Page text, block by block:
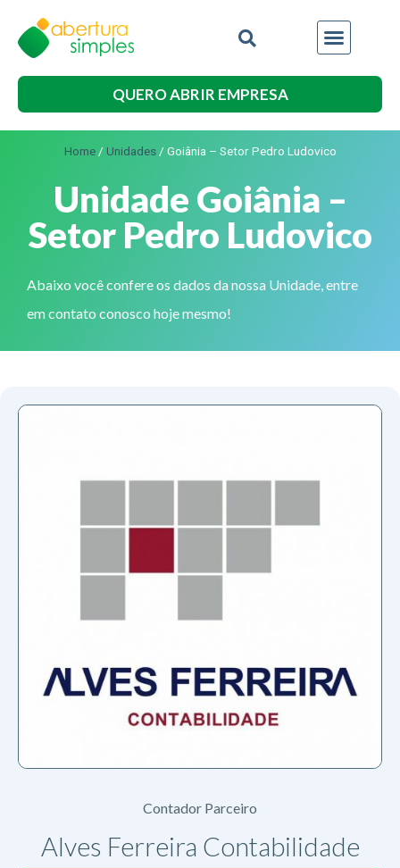
QUERO ABRIR EMPRESA
Home/ Unidades/ Goiânia – Setor Pedro Ludovico
Unidade Goiânia –
Setor Pedro Ludovico
Abaixo você confere os dados da nossa Unidade, entre
em contato conosco hoje mesmo!
Contador Parceiro
Alves Ferreira Contabilidade